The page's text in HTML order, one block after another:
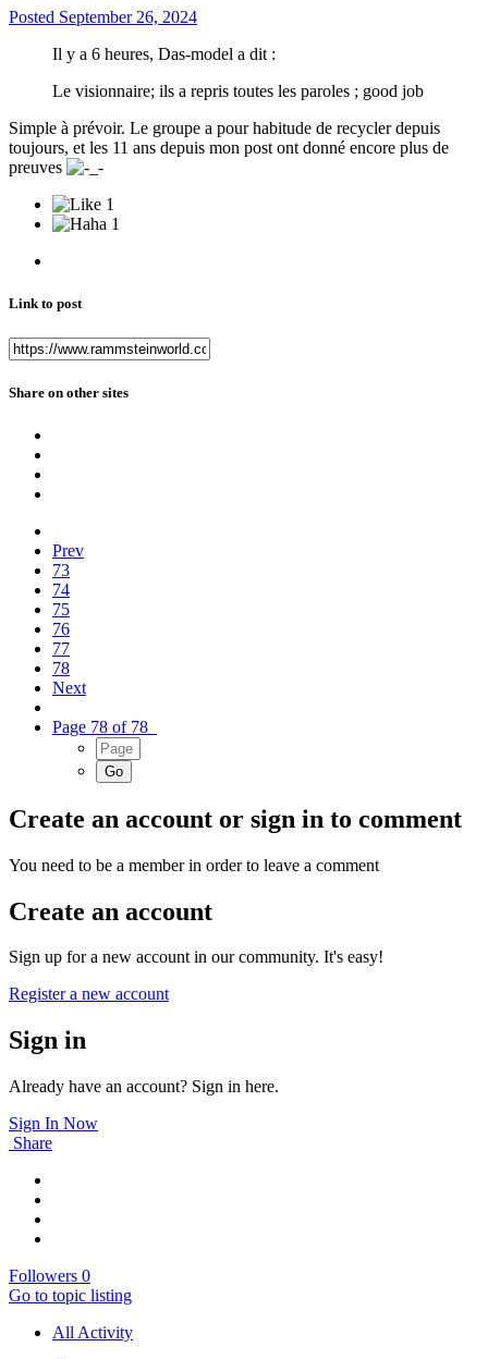
Posted September 26, 2024
Il y a 6 heures, Das-model a dit :
Le visionnaire; ils a repris toutes les paroles ; good job
Simple à prévoir. Le groupe a pour habitude de recycler depuis
toujours, et les 11 ans depuis mon post ont donné encore plus de
preuves
1
1
Link to post
Share on other sites
Prev
73
74
75
76
77
78
Next
Page 78 of 78
Create an account or sign in to comment
You need to be a member in order to leave a comment
Create an account
Sign up for a new account in our community. It's easy!
Register a new account
Sign in
Already have an account? Sign in here.
Sign In Now
Share
Followers 0
Go to topic listing
All Activity